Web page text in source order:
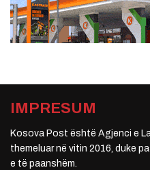
IMPRESUM
Kosova Post është Agjenci e
themeluar në vitin 2016, duke
e të paanshëm.